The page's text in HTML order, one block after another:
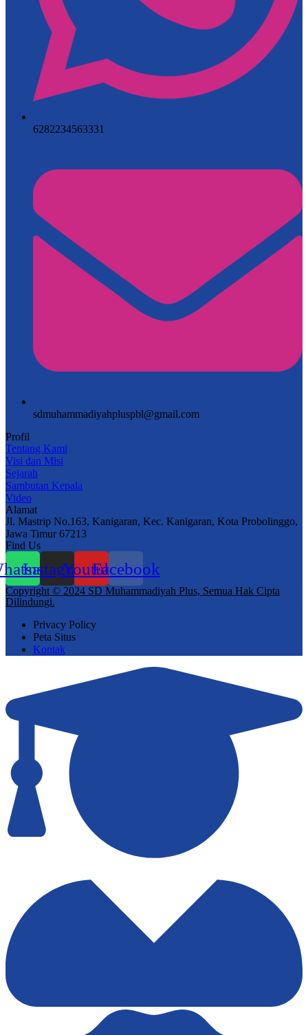
6282234563331
sdmuhammadiyahpluspbl@gmail.com
Profil
Tentang Kami
Visi dan Misi
Sejarah
Sambutan Kepala
Video
Alamat
Jl. Mastrip No.163, Kanigaran, Kec. Kanigaran, Kota Probolinggo,
Jawa Timur 67213
Find Us
InstagramYoutubeFacebook
Copyright © 2024 SD Muhammadiyah Plus, Semua Hak Cipta
Dilindungi.
Privacy Policy
Peta Situs
Kontak